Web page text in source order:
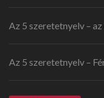
Az 5 szeretetnyelv –
Az 5 szeretetnyelv –